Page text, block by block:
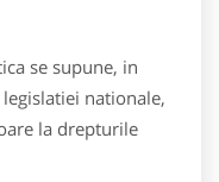
se supune, in
nationale,
la drepturile